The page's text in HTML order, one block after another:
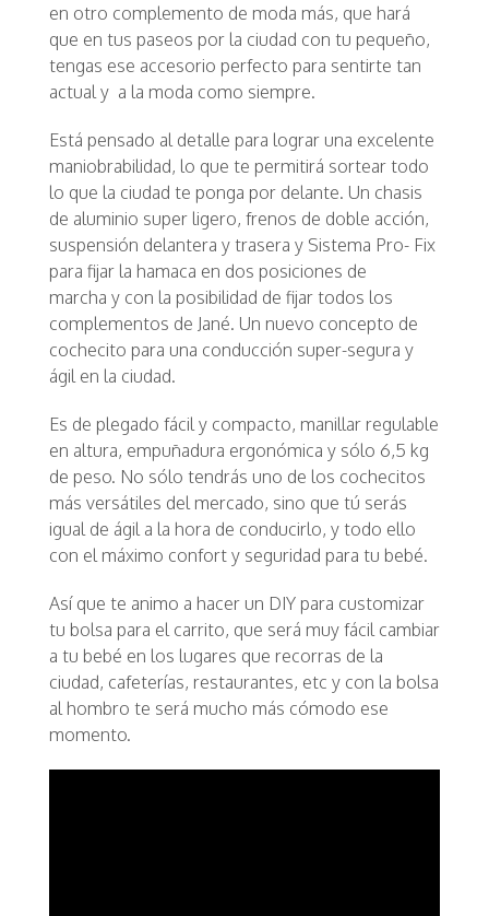
en otro complemento de moda más, que hará
que en tus paseos por la ciudad con tu pequeño,
tengas ese accesorio perfecto para sentirte tan
actual y a la moda como siempre.
Está pensado al detalle para lograr una excelente
maniobrabilidad, lo que te permitirá sortear todo
lo que la ciudad te ponga por delante. Un chasis
de aluminio super ligero, frenos de doble acción,
suspensión delantera y trasera y Sistema Pro- Fix
para fijar la hamaca en dos posiciones de
marcha y con la posibilidad de fijar todos los
complementos de Jané. Un nuevo concepto de
cochecito para una conducción super-segura y
ágil en la ciudad.
Es de plegado fácil y compacto, manillar regulable
en altura, empuñadura ergonómica y sólo 6,5 kg
de peso. No sólo tendrás uno de los cochecitos
más versátiles del mercado, sino que tú serás
igual de ágil a la hora de conducirlo, y todo ello
con el máximo confort y seguridad para tu bebé.
Así que te animo a hacer un DIY para customizar
tu bolsa para el carrito, que será muy fácil cambiar
a tu bebé en los lugares que recorras de la
ciudad, cafeterías, restaurantes, etc y con la bolsa
al hombro te será mucho más cómodo ese
momento.